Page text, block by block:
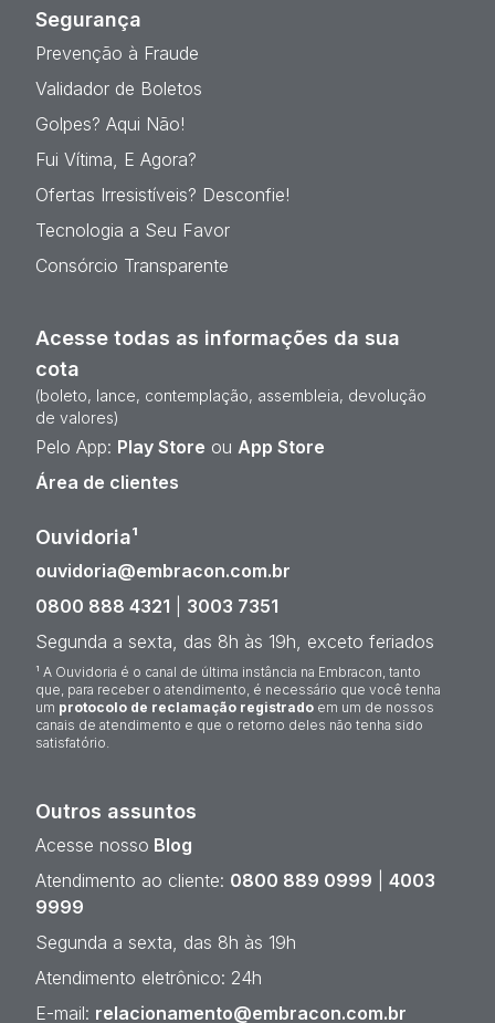
Segurança
Prevenção à Fraude
Validador de Boletos
Golpes? Aqui Não!
Fui Vítima, E Agora?
Ofertas Irresistíveis? Desconfie!
Tecnologia a Seu Favor
Consórcio Transparente
Acesse todas as informações da sua
cota
(boleto, lance, contemplação, assembleia, devolução
de valores)
Pelo App: Play Store ou App Store
Área de clientes
Ouvidoria¹
ouvidoria@embracon.com.br
0800 888 4321
3003 7351
Segunda a sexta, das 8h às 19h, exceto feriados
¹ A Ouvidoria é o canal de última instância na Embracon, tanto
que, para receber o atendimento, é necessário que você tenha
um protocolo de reclamação registrado em um de nossos
canais de atendimento e que o retorno deles não tenha sido
satisfatório.
Outros assuntos
Acesse nosso Blog
Atendimento ao cliente: 0800 889 0999
4003
9999
Segunda a sexta, das 8h às 19h
Atendimento eletrônico: 24h
E-mail: relacionamento@embracon.com.br